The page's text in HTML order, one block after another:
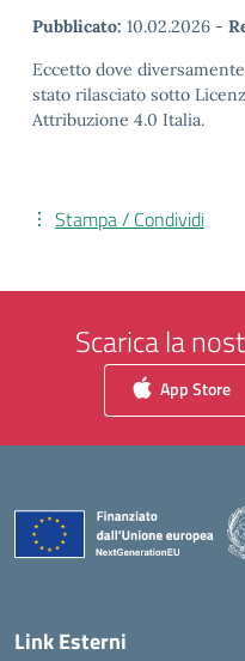
Pubblicato: 10.02.2026 -
Eccetto dove
stato rilasciato sotto
Attribuzione 4.0 Italia.
Stampa / Condividi
Scarica la
App Store
Link Esterni